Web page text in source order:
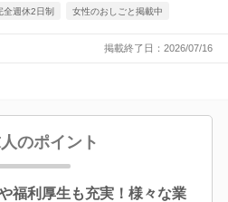
全週休2日制 女性のおしごと掲載中
掲載終了日：2026/07/16
のポイント
福利厚生も充実！様々な業